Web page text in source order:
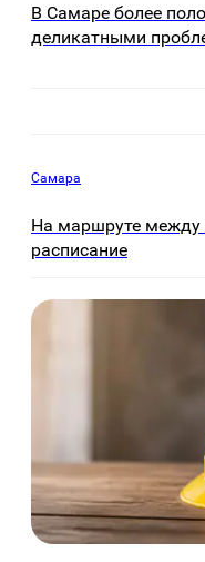
В Самаре более
деликатными
Самара
На маршруте между
расписание